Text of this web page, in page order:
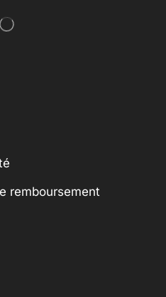
remboursement